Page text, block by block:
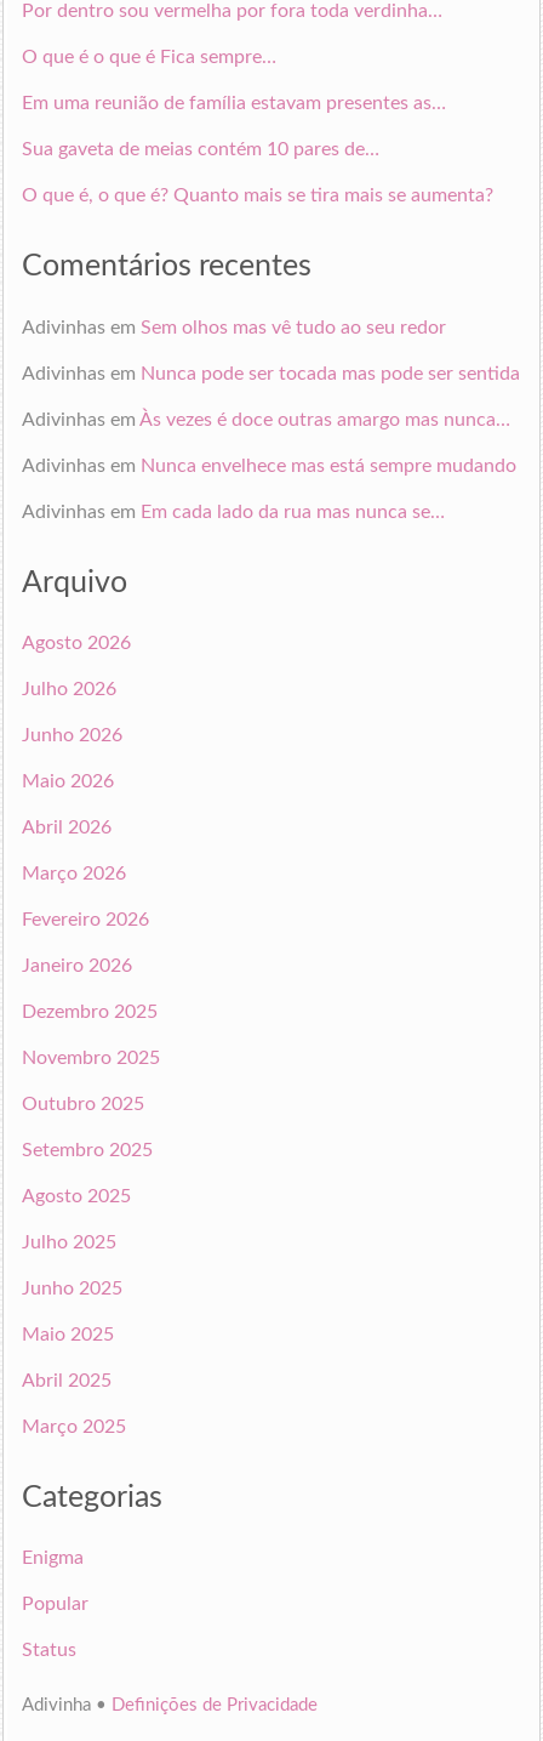
Por dentro sou vermelha por fora toda verdinha…
O que é o que é Fica sempre…
Em uma reunião de família estavam presentes as…
Sua gaveta de meias contém 10 pares de…
O que é, o que é? Quanto mais se tira mais se aumenta?
Comentários recentes
Adivinhasem Sem olhos mas vê tudo ao seu redor
Adivinhasem Nunca pode ser tocada mas pode ser sentida
Adivinhasem Às vezes é doce outras amargo mas nunca…
Adivinhasem Nunca envelhece mas está sempre mudando
Adivinhasem Em cada lado da rua mas nunca se…
Arquivo
Agosto 2026
Julho 2026
Junho 2026
Maio 2026
Abril 2026
Março 2026
Fevereiro 2026
Janeiro 2026
Dezembro 2025
Novembro 2025
Outubro 2025
Setembro 2025
Agosto 2025
Julho 2025
Junho 2025
Maio 2025
Abril 2025
Março 2025
Categorias
Enigma
Popular
Status
Adivinha • Definições de Privacidade